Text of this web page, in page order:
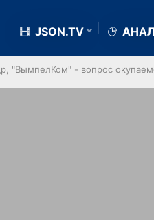
JSON.TV
"ВымпелКом" - вопрос